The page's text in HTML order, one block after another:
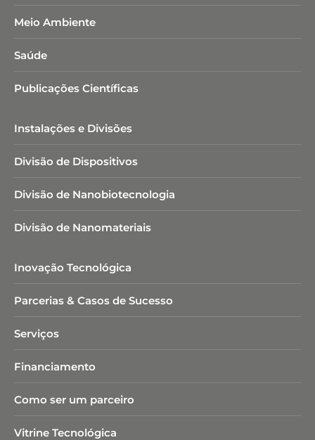
Meio Ambiente
Saúde
Publicações Científicas
Instalações e Divisões
Divisão de Dispositivos
Divisão de Nanobiotecnologia​
Divisão de Nanomateriais
Inovação Tecnológica
Parcerias & Casos de Sucesso
Serviços
Financiamento
Como ser um parceiro
Vitrine Tecnológica